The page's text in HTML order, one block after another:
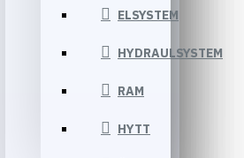
ELSYSTEM
HYDRAULSYSTEM
RAM
HYTT